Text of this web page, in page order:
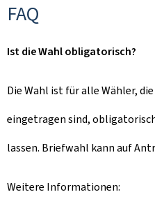
FAQ
Ist die Wahl obligatorisch?
Die Wahl ist für alle Wähler,
eingetragen sind,
lassen. Briefwahl kann auf
Weitere Informationen: